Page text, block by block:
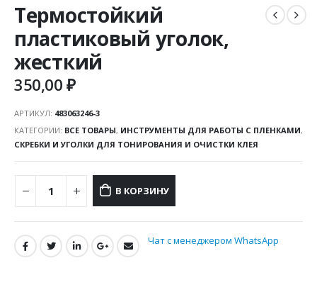
Термостойкий
пластиковый уголок,
жесткий
350,00₽
АРТИКУЛ: 483063246-3
КАТЕГОРИИ: ВСЕ ТОВАРЫ, ИНСТРУМЕНТЫ ДЛЯ РАБОТЫ С ПЛЕНКАМИ,
СКРЕБКИ И УГОЛКИ ДЛЯ ТОНИРОВАНИЯ И ОЧИСТКИ КЛЕЯ
В КОРЗИНУ
Чат с менеджером WhatsApp